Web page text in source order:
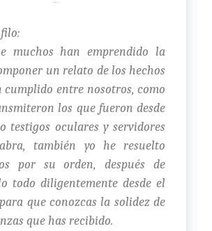
muchos han emprendido la
un relato de los hechos
cumplido entre nosotros, como
los que fueron desde
testigos oculares y servidores
también yo he resuelto
por su orden, después de
todo diligentemente desde el
que conozcas la solidez de
que has recibido.